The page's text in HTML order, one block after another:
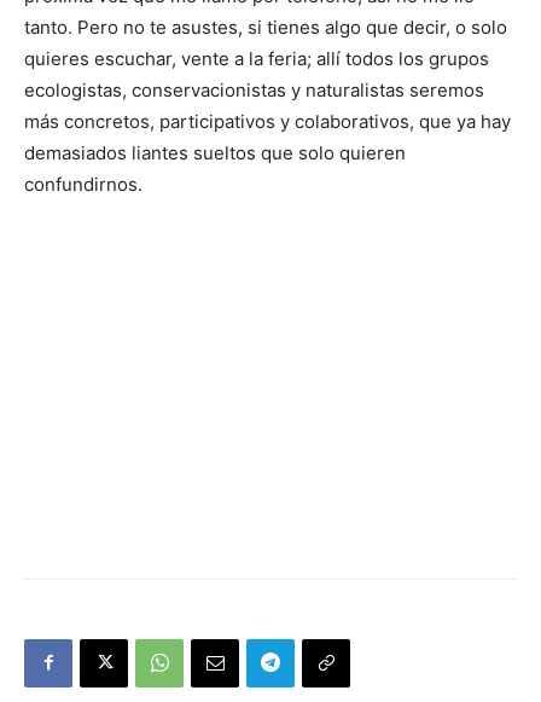
tanto. Pero no te asustes, si tienes algo que decir, o solo
quieres escuchar, vente a la feria; allí todos los grupos
ecologistas, conservacionistas y naturalistas seremos
más concretos, participativos y colaborativos, que ya hay
demasiados liantes sueltos que solo quieren
confundirnos.